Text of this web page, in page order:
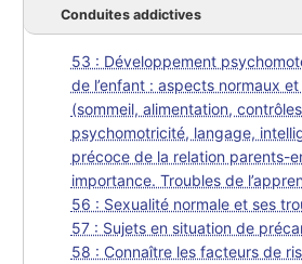
Conduites addictives
53 : Développement
de l’enfant : aspects normaux
(sommeil, alimentation,
psychomotricité, langage,
précoce de la relation parents-
importance. Troubles de
56 : Sexualité normale et ses
57 : Sujets en situation de
58 : Connaître les facteurs de